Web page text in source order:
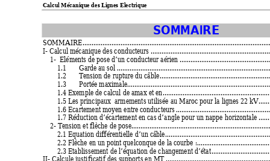
Calcul Mécanique des Lignes Electrique
SOMMAIRE
SOMMAIRE
I- Calcul mécanique des conducteurs
1-  Eléments de pose d’un conducteur aérien
1.1 Garde au sol
1.2 Tension de rupture du câble
1.3 Portée
1.4 Exemple de calcul de amax et en
1.5 Les principaux  armements utilisée au Maroc pour la lignes 22 kV.
1.6 Ecartement moyen entre conducteurs
1.7 Réduction d’écartement en cas d’angle pour un nappe horizontale
2- Tension et flèche de pose
2.1 Equation différentielle d’un câble
2.2 Flèche en un point quelconque de la courbe :
2.3 Etablissement de l’équation de changement d’état